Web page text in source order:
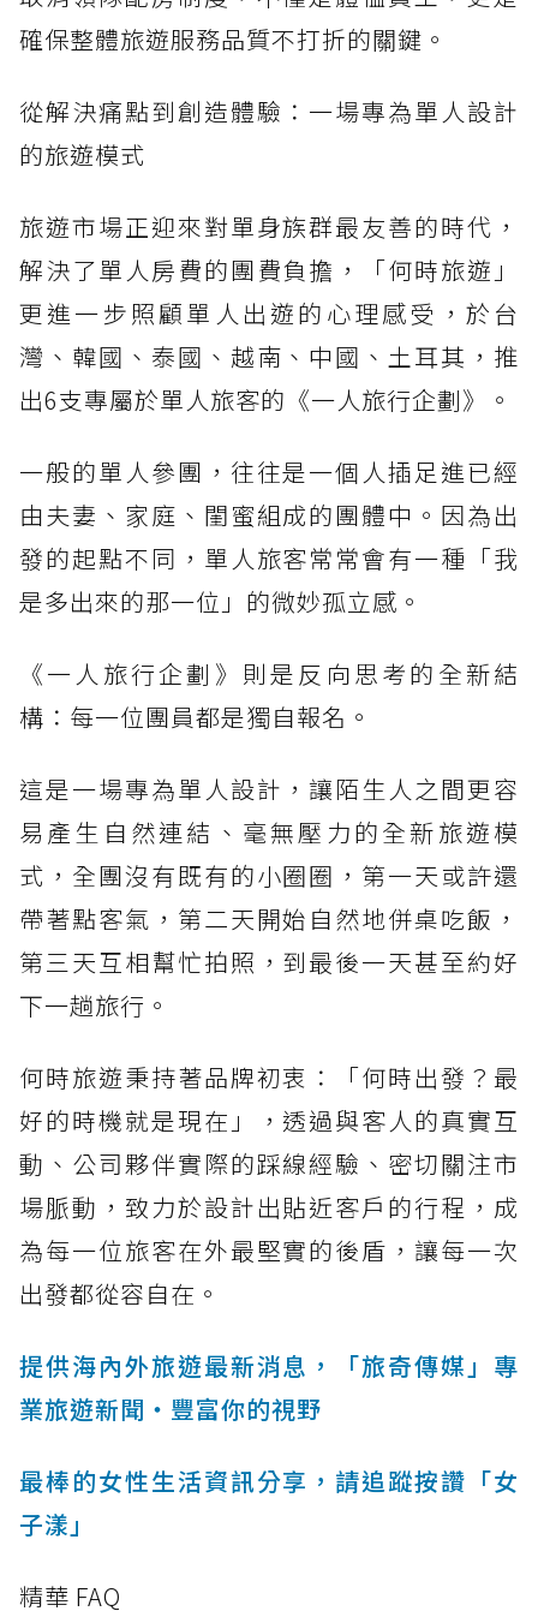
確保整體旅遊服務品質不打折的關鍵。
從解決痛點到創造體驗：一場專為單人設計
的旅遊模式
旅遊市場正迎來對單身族群最友善的時代，
解決了單人房費的團費負擔，「何時旅遊」
更進一步照顧單人出遊的心理感受，於台
灣、韓國、泰國、越南、中國、土耳其，推
出6支專屬於單人旅客的《一人旅行企劃》。
一般的單人參團，往往是一個人插足進已經
由夫妻、家庭、閨蜜組成的團體中。因為出
發的起點不同，單人旅客常常會有一種「我
是多出來的那一位」的微妙孤立感。
《一人旅行企劃》則是反向思考的全新結
構：每一位團員都是獨自報名。
這是一場專為單人設計，讓陌生人之間更容
易產生自然連結、毫無壓力的全新旅遊模
式，全團沒有既有的小圈圈，第一天或許還
帶著點客氣，第二天開始自然地併桌吃飯，
第三天互相幫忙拍照，到最後一天甚至約好
下一趟旅行。
何時旅遊秉持著品牌初衷：「何時出發？最
好的時機就是現在」，透過與客人的真實互
動、公司夥伴實際的踩線經驗、密切關注市
場脈動，致力於設計出貼近客戶的行程，成
為每一位旅客在外最堅實的後盾，讓每一次
出發都從容自在。
提供海內外旅遊最新消息，「旅奇傳媒」專
業旅遊新聞‧豐富你的視野
最棒的女性生活資訊分享，請追蹤按讚「女
子漾」
精華 FAQ